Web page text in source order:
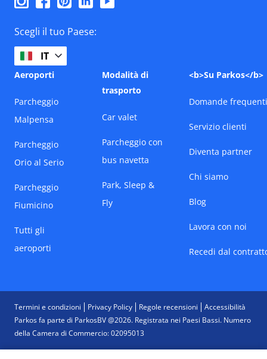
Scegli il tuo Paese:
IT
Aeroporti
Parcheggio
Malpensa
Parcheggio
Orio al Serio
Parcheggio
Fiumicino
Tutti gli
aeroporti
Modalità di
trasporto
Car valet
Parcheggio con
bus navetta
Park, Sleep &
Fly
<b>Su Parkos</b>
Domande
Servizio clienti
Diventa partner
Chi siamo
Blog
Lavora con noi
Recedi dal
Parkos fa parte di ParkosBV @2026. Registrata nei Paesi Bassi. Numero
della Camera di Commercio: 02095013
Termini e condizioni Privacy Policy Regole recensioni Accessibilità